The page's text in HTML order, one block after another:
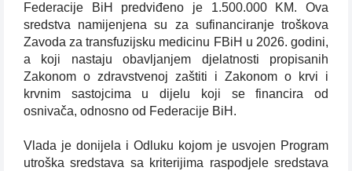
Federacije BiH predviđeno je 1.500.000 KM. Ova
sredstva namijenjena su za sufinanciranje troškova
Zavoda za transfuzijsku medicinu FBiH u 2026. godini,
a koji nastaju obavljanjem djelatnosti propisanih
Zakonom o zdravstvenoj zaštiti i Zakonom o krvi i
krvnim sastojcima u dijelu koji se financira od
osnivača, odnosno od Federacije BiH.
Vlada je donijela i Odluku kojom je usvojen Program
utroška sredstava sa kriterijima raspodjele sredstava